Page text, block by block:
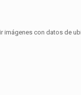
imágenes con datos de